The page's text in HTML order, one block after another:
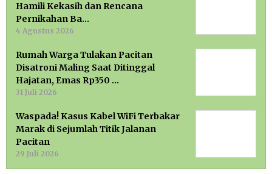
Hamili Kekasih dan Rencana
Pernikahan Ba…
4 Agustus 2026
Rumah Warga Tulakan Pacitan
Disatroni Maling Saat Ditinggal
Hajatan, Emas Rp350 …
31 Juli 2026
Waspada! Kasus Kabel WiFi Terbakar
Marak di Sejumlah Titik Jalanan
Pacitan
29 Juli 2026